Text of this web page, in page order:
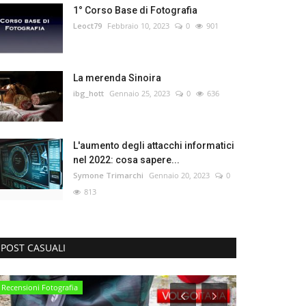
1° Corso Base di Fotografia
Leoct79 Febbraio 10, 2023 0 901
La merenda Sinoira
ibg_hott Gennaio 25, 2023 0 636
L'aumento degli attacchi informatici
nel 2022: cosa sapere...
Symone Trimarchi Gennaio 20, 2023
0
813
POST CASUALI
Recensioni Fotografia